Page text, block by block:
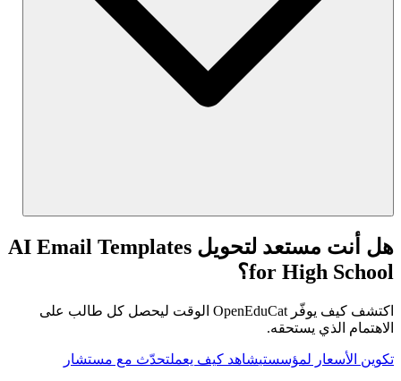
هل أنت مستعد لتحويل AI Email Templates
for High School؟
اكتشف كيف يوفّر OpenEduCat الوقت ليحصل كل طالب على
الاهتمام الذي يستحقه.
تكوين الأسعار لمؤسستيشاهد كيف يعملتحدّث مع مستشار